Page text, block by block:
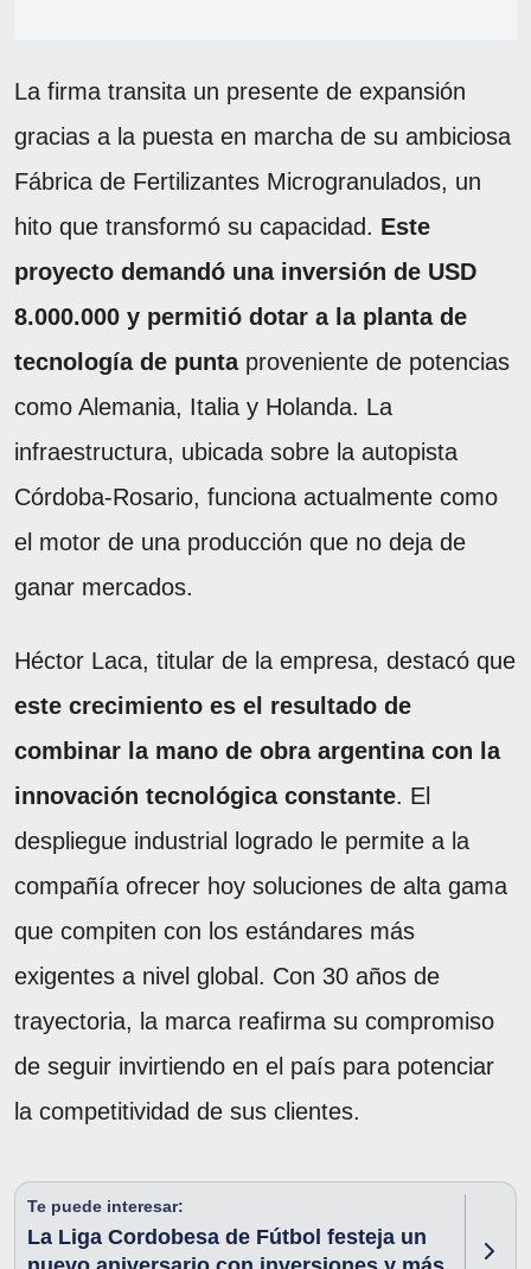
La firma transita un presente de expansión
gracias a la puesta en marcha de su ambiciosa
Fábrica de Fertilizantes Microgranulados, un
hito que transformó su capacidad. Este
proyecto demandó una inversión de USD
8.000.000 y permitió dotar a la planta de
tecnología de puntaproveniente de potencias
como Alemania, Italia y Holanda. La
infraestructura, ubicada sobre la autopista
Córdoba-Rosario, funciona actualmente como
el motor de una producción que no deja de
ganar mercados.
Héctor Laca, titular de la empresa, destacó que
este crecimiento es el resultado de
combinar la mano de obra argentina con la
innovación tecnológica constante. El
despliegue industrial logrado le permite a la
compañía ofrecer hoy soluciones de alta gama
que compiten con los estándares más
exigentes a nivel global. Con 30 años de
trayectoria, la marca reafirma su compromiso
de seguir invirtiendo en el país para potenciar
la competitividad de sus clientes.
Te puede interesar:
La Liga Cordobesa de Fútbol festeja un